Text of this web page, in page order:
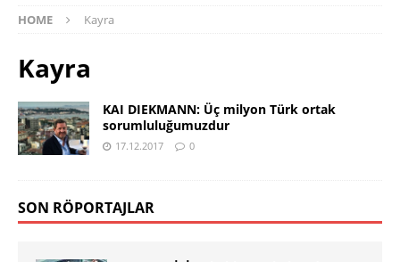
HOME Kayra
Kayra
KAI DIEKMANN: Üç milyon Türk ortak
sorumluluğumuzdur
17.12.2017 0
SON RÖPORTAJLAR